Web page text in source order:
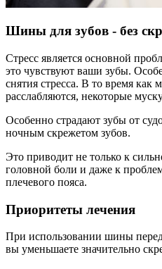
Шины для зубов - без
Стресс является основной
это чувствуют ваши зубы.
снятия стресса. В то время как
расслабляются, некоторые
Особенно страдают зубы от
ночным скрежетом зубов.
Это приводит не только к
головной боли и даже к
плечевого пояса.
Приоритеты лечения
При использовании шины
вы уменьшаете значительно